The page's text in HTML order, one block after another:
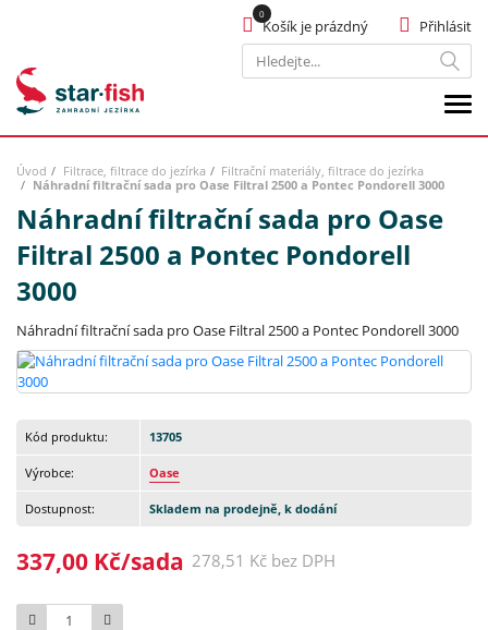
Hledat
Přihlásit
Košík je prázdný
Úvod Filtrace, filtrace do jezírka
Filtrační materiály, filtrace do jezírka
Náhradní filtrační sada pro Oase Filtral 2500 a Pontec Pondorell 3000
Náhradní filtrační sada pro Oase
Filtral 2500 a Pontec Pondorell
3000
Náhradní filtrační sada pro Oase Filtral 2500 a Pontec Pondorell 3000
Kód produktu: 13705
Výrobce: Oase
Dostupnost: Skladem na prodejně, k dodání
337,00 Kč/sada 278,51 Kč bez DPH
Počet